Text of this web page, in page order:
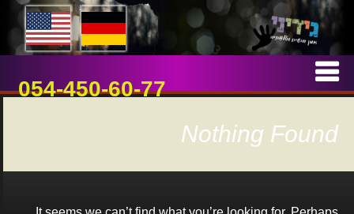
054-450-60-77
גידיני
אמן חושים וטלפתיה
Skip
to
content
Nothing Found